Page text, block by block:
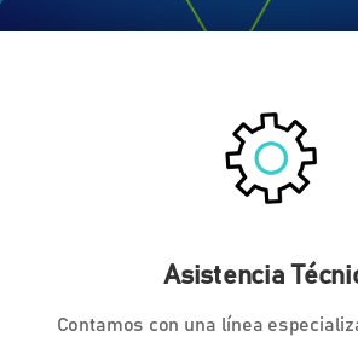
Asistencia
Contamos con una línea